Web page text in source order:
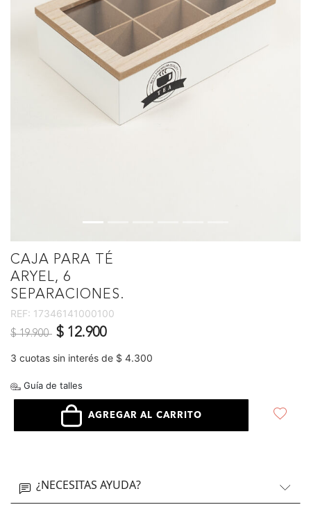
CAJA PARA TÉ
ARYEL, 6
SEPARACIONES.
REF: 17346141000100
Precio reducido de
$ 19.900 a$ 12.900
3 cuotas sin interés de $ 4.300
Guía de talles
AGREGAR AL CARRITO
¿NECESITAS AYUDA?